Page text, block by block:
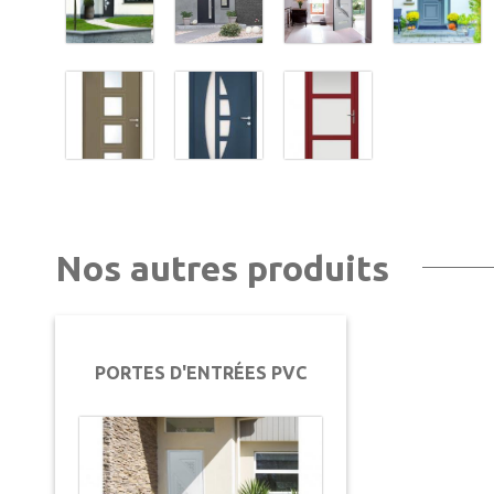
Nos autres produits
PORTES D'ENTRÉES PVC